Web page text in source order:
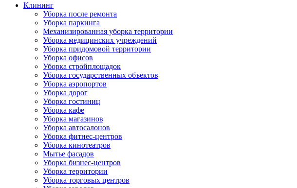
Клининг
Уборка после ремонта
Уборка паркинга
Механизированная уборка территории
Уборка медицинских учреждений
Уборка придомовой территории
Уборка офисов
Уборка стройплощадок
Уборка государственных объектов
Уборка аэропортов
Уборка дорог
Уборка гостиниц
Уборка кафе
Уборка магазинов
Уборка автосалонов
Уборка фитнес-центров
Уборка кинотеатров
Мытье фасадов
Уборка бизнес-центров
Уборка территории
Уборка торговых центров